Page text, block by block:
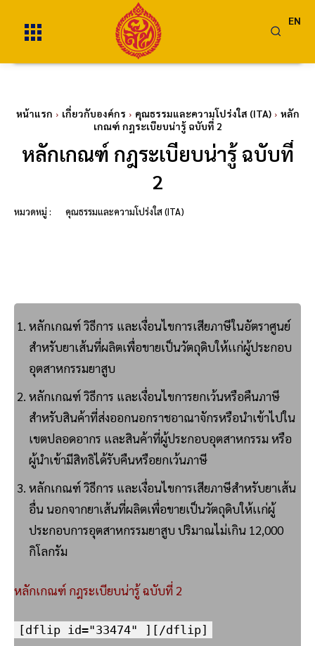
EN
หน้าแรก เกี่ยวกับองค์กร คุณธรรมและความโปร่งใส (ITA)
หลัก
เกณฑ์ กฎระเบียบน่ารู้ ฉบับที่ 2
หลักเกณฑ์ กฎระเบียบน่ารู้ ฉบับที่
2
หมวดหมู่ : คุณธรรมและความโปร่งใส (ITA)
หลักเกณฑ์ วิธีการ และเงื่อนไขการเสียภาษีในอัตราศูนย์
สำหรับยาเส้นที่ผลิตเพื่อขายเป็นวัตถุดิบให้เเก่ผู้ประกอบ
อุตสาหกรรมยาสูบ
หลักเกณฑ์ วิธีการ และเงื่อนไขการยกเว้นหรือคืนภาษี
สำหรับสินค้าที่ส่งออกนอกราชอาณาจักรหรือนำเข้าไปใน
เขตปลอดอากร และสินค้าที่ผู้ประกอบอุตสาหกรรม หรือ
ผู้นำเข้ามีสิทธิได้รับคืนหรือยกเว้นภาษี
หลักเกณฑ์ วิธีการ และเงื่อนไขการเสียภาษีสำหรับยาเส้น
อื่น นอกจากยาเส้นที่ผลิตเพื่อขายเป็นวัตถุดิบให้เเก่ผู้
ประกอบการอุตสาหกรรมยาสูบ ปริมาณไม่เกิน 12,000
กิโลกรัม
หลักเกณฑ์ กฎระเบียบน่ารู้ ฉบับที่ 2
[dflip id="33474" ][/dflip]